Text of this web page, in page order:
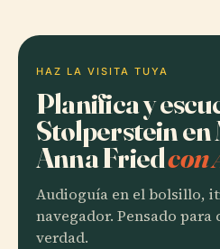
HAZ LA VISITA TUYA
Planifica y
Stolperstein en
Anna Friedcon
Audioguía en el bolsillo,
navegador. Pensado para
verdad.